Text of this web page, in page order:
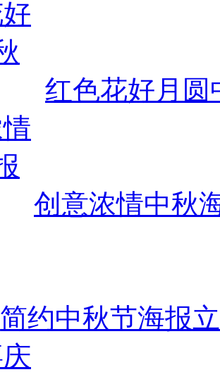
红色花好月圆
创意浓情中秋
简约中秋节海报